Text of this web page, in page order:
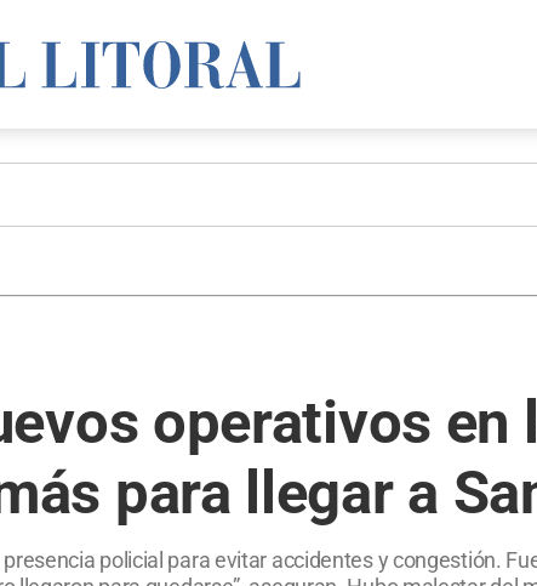
operativos en
para llegar a
policial para evitar accidentes y congestión.